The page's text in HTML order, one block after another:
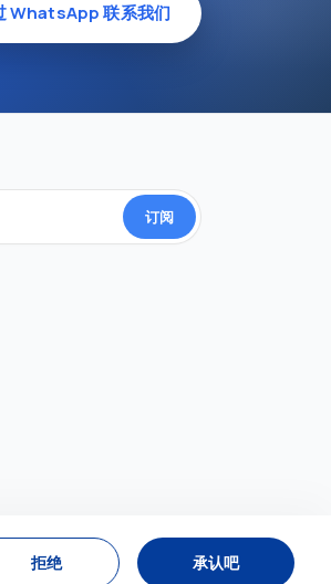
WhatsApp 联系我们
订阅
拒绝 承认吧